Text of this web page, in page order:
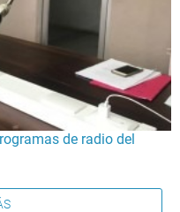
de radio del